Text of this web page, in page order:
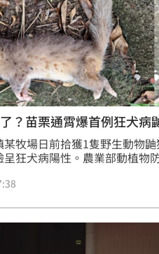
？苗栗通霄爆首例狂犬病
某牧場日前拾獲1隻野生動物
呈狂犬病陽性。農業部動植物
狂犬病陽性案例，無人員遭咬
動物保護防疫所加強發生案
犬病疫苗巡迴注射及共域防
眾務必攜帶寵物施打疫苗，以防